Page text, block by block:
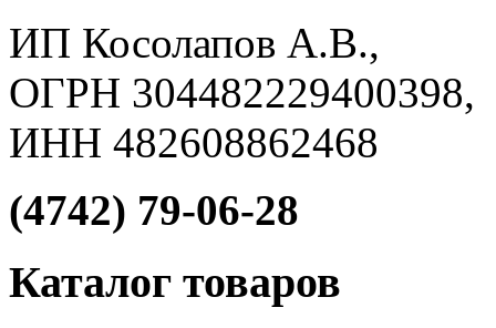
ИП Косолапов А.В.,
ОГРН 304482229400398,
ИНН 482608862468
(4742) 79-06-28
Каталог товаров